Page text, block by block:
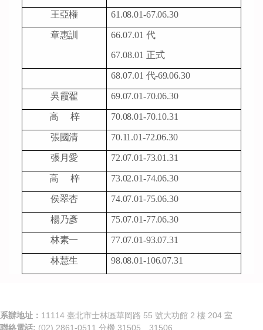
王亞權 61.08.01-67.06.30
章惠訓 66.07.01 代
67.08.01 正式
68.07.01 代-69.06.30
吳霞翟 69.07.01-70.06.30
高 梓 70.08.01-70.10.31
張國清 70.11.01-72.06.30
張月愛 72.07.01-73.01.31
高 梓 73.02.01-74.06.30
侯翠杏 74.07.01-75.06.30
楊乃彥 75.07.01-77.06.30
林素一 77.07.01-93.07.31
林慧生 98.08.01-106.07.31
系辦地址： 11114 臺北市士林區華岡路 55 號大功館 2 樓 204 室
聯絡電話: (02) 2861-0511 分機 31505、31506